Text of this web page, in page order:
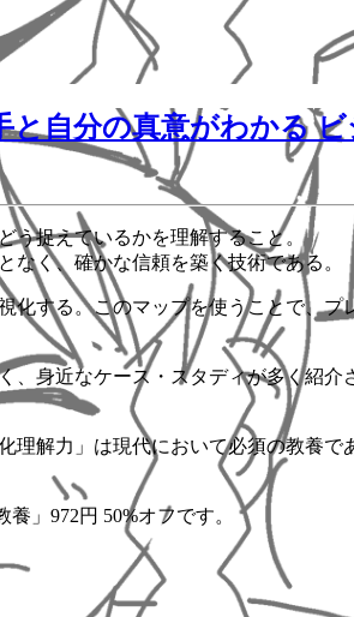
自分の真意がわかる
う捉えているかを理解すること。
く、確かな信頼を築く技術である。
する。このマップを使うことで、
、身近なケース・スタディが多く紹
理解力」は現代において必須の教養で
」972円 50%オフです。